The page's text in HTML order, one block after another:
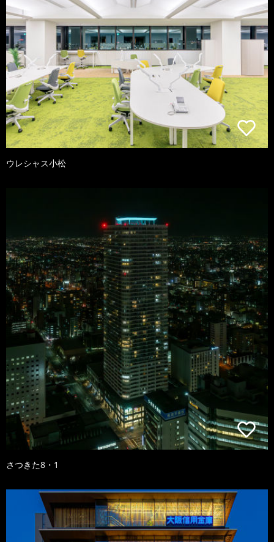
ウレシャス小松
さつきた8・1